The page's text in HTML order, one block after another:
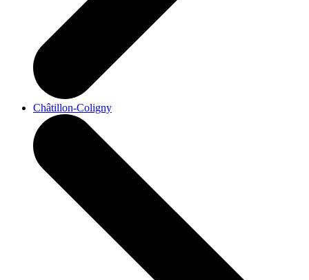
Châtillon-Coligny